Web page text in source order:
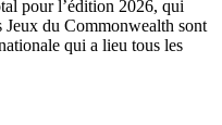
pour l’édition 2026, qui
du Commonwealth sont
qui a lieu tous les